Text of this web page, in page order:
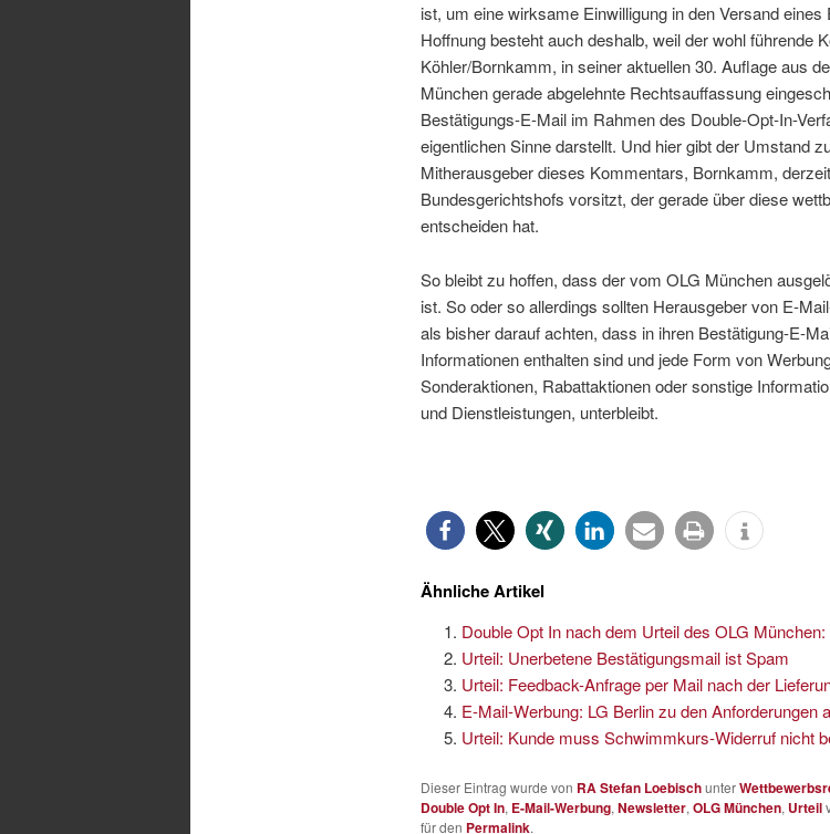
ist, um eine wirksame Einwilligung in den Versand
Hoffnung besteht auch deshalb, weil der wohl führende
Köhler/Bornkamm, in seiner aktuellen 30. Auflage aus
München gerade abgelehnte Rechtsauffassung
Bestätigungs-E-Mail im Rahmen des Double-Opt-In-
eigentlichen Sinne darstellt. Und hier gibt der Umstand
Mitherausgeber dieses Kommentars, Bornkamm,
Bundesgerichtshofs vorsitzt, der gerade über diese
entscheiden hat.
So bleibt zu hoffen, dass der vom OLG München
ist. So oder so allerdings sollten Herausgeber von E-
als bisher darauf achten, dass in ihren Bestätigung-E-
Informationen enthalten sind und jede Form von
Sonderaktionen, Rabattaktionen oder sonstige
und Dienstleistungen, unterbleibt.
Ähnliche Artikel
Double Opt In nach dem Urteil des OLG
Urteil: Unerbetene Bestätigungsmail ist Spam
Urteil: Feedback-Anfrage per Mail nach der
E-Mail-Werbung: LG Berlin zu den Anforderungen
Urteil: Kunde muss Schwimmkurs-Widerruf nicht
Dieser Eintrag wurde von RA Stefan Loebischunter
Double Opt In, E-Mail-Werbung, Newsletter, OLG München, Urteil
für den Permalink.